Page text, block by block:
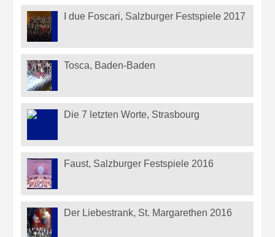
I due Foscari, Salzburger Festspiele 2017
Tosca, Baden-Baden
Die 7 letzten Worte, Strasbourg
Faust, Salzburger Festspiele 2016
Der Liebestrank, St. Margarethen 2016